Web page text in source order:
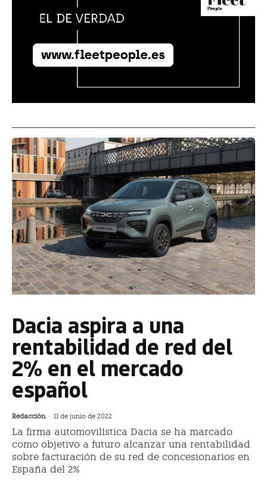
Dacia aspira a una
rentabilidad de red del
2% en el mercado
español
Redacción - 11 de junio de 2022
La firma automovilística Dacia se ha marcado
como objetivo a futuro alcanzar una rentabilidad
sobre facturación de su red de concesionarios en
España del 2%